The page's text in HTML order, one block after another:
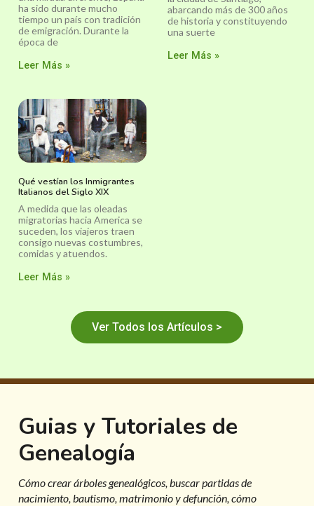
ha sido durante mucho
tiempo un país con tradición
de emigración. Durante la
época de
Leer Más »
abarcando más de 300 años
de historia y constituyendo
una suerte
Leer Más »
Qué vestían los Inmigrantes
Italianos del Siglo XIX
A medida que las oleadas
migratorias hacia America se
suceden, los viajeros traen
consigo nuevas costumbres,
comidas y atuendos.
Leer Más »
Ver Todos los Artículos >
Guias y Tutoriales de
Genealogía
Cómo crear árboles genealógicos, buscar partidas de
nacimiento, bautismo, matrimonio y defunción, cómo